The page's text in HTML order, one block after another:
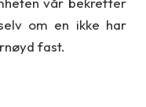
om en ikke har
fast.